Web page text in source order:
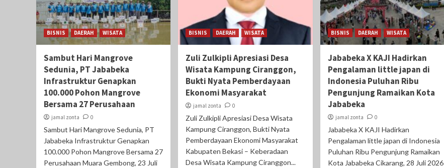
BISNIS DAERAH WISATA
Sambut Hari Mangrove
Sedunia, PT Jababeka
Infrastruktur Genapkan
100.000 Pohon Mangrove
Bersama 27 Perusahaan
jamal zonta 0
Sambut Hari Mangrove Sedunia, PT
Jababeka Infrastruktur Genapkan
100.000 Pohon Mangrove Bersama 27
Perusahaan Muara Gembong, 23 Juli
BISNIS DAERAH WISATA
Zuli Zulkipli Apresiasi Desa
Wisata Kampung Ciranggon,
Bukti Nyata Pemberdayaan
Ekonomi Masyarakat
jamal zonta 0
Zuli Zulkipli Apresiasi Desa Wisata
Kampung Ciranggon, Bukti Nyata
Pemberdayaan Ekonomi Masyarakat
Kabupaten Bekasi – Keberadaan
Desa Wisata Kampung Ciranggon...
BISNIS DAERAH WISATA
Jababeka X KAJI Hadirkan
Pengalaman little japan di
Indonesia Puluhan Ribu
Pengunjung Ramaikan Kota
Jababeka
jamal zonta 0
Jababeka X KAJI Hadirkan
Pengalaman little japan di Indonesia
Puluhan Ribu Pengunjung Ramaikan
Kota Jababeka Cikarang, 28 Juli 2026